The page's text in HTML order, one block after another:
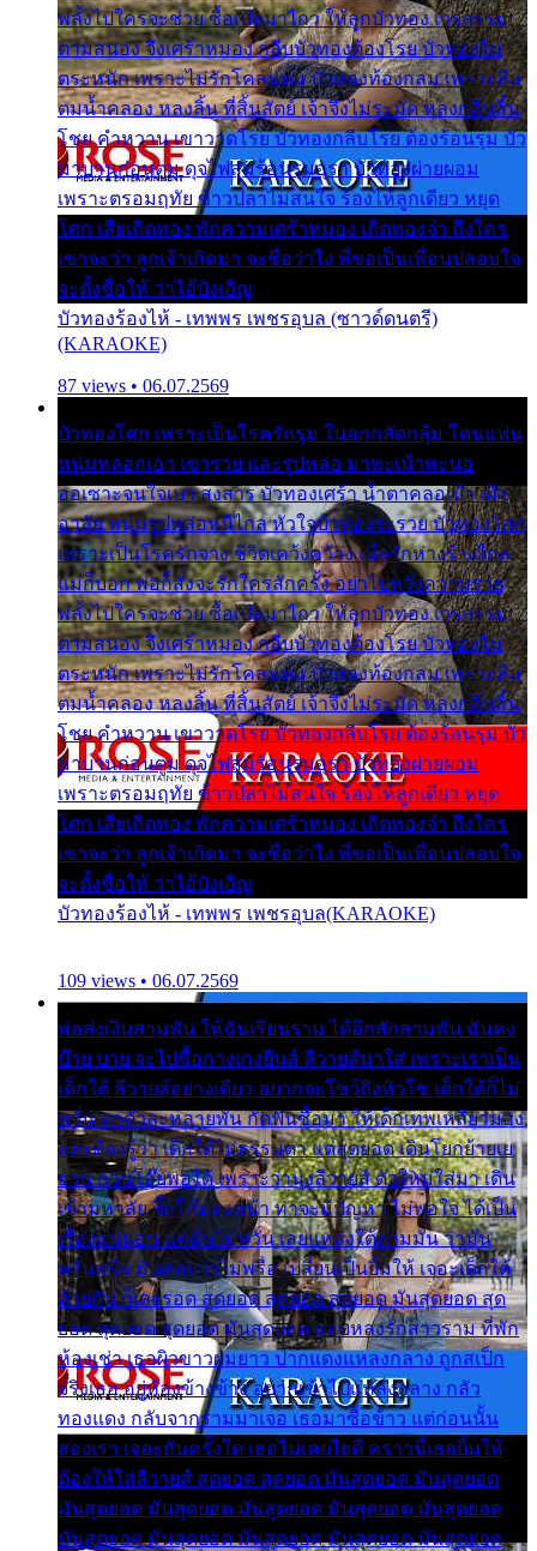
พลั้งไปใครจะช่วย ซื้อเปลมาไกว ให้ลูกบัวทอง เวรกรรม
ตามสนอง จึงเศร้าหมอง กลีบบัวทองต้องโรย บัวทองไม่
ตระหนัก เพราะไม่รักโคลนตม บัวทองท้องกลม เพราะลืม
ตมน้ำคลอง หลงลิ้น ที่สิ้นสัตย์ เจ้าจึงไม่ระมัด หลงกลิ่นลิ้น
โชย คำหวาน เขาวาดโรย บัวทองกลีบโรย ต้องร้อนรุม บัว
มาบานก่อนตูม ดุจไฟสุมร้อนรุมอุรา บัวทองผ่ายผอม
เพราะตรอมฤทัย ข้าวปลาไม่สนใจ ร้องไห้ลูกเดียว หยุด
โศก เสียเถิดทอง พักความเศร้าหมอง เถิดทองจ๋า ถึงใคร
เขาจะว่า ลูกเจ้าเกิดมา จะชื่อว่าไง พี่ขอเป็นเพื่อนปลอบใจ
จะตั้งชื่อให้ ว่าไอ้บังเอิญ
บัวทองร้องไห้ - เทพพร เพชรอุบล (ซาวด์ดนตรี)
(KARAOKE)
87 views • 06.07.2569
บัวทองโศก เพราะเป็นโรครักรุม ในอกกลัดกลุ้ม โดนแฟน
หนุ่มหลอกเอา เขารวย และรูปหล่อ มาพะเน้าพะนอ
ออเซาะจนใจเบา สงสาร บัวทองเศร้า น้ำตาคลอเบ้า เฝ้า
อาลัย หนุ่มรูปหล่อหนีไกล หัวใจบัวทองระรวย บัวทองโศก
เพราะเป็นโรครักจาง ชีวิตเคว้งคว้าง เมื่อรักห่างร้างไกล
แม่ก็บอก พ่อก็สั่งจะรักใครสักครั้ง อย่าไปหวังความรวย
พลั้งไปใครจะช่วย ซื้อเปลมาไกว ให้ลูกบัวทอง เวรกรรม
ตามสนอง จึงเศร้าหมอง กลีบบัวทองต้องโรย บัวทองไม่
ตระหนัก เพราะไม่รักโคลนตม บัวทองท้องกลม เพราะลืม
ตมน้ำคลอง หลงลิ้น ที่สิ้นสัตย์ เจ้าจึงไม่ระมัด หลงกลิ่นลิ้น
โชย คำหวาน เขาวาดโรย บัวทองกลีบโรย ต้องร้อนรุม บัว
มาบานก่อนตูม ดุจไฟสุมร้อนรุมอุรา บัวทองผ่ายผอม
เพราะตรอมฤทัย ข้าวปลาไม่สนใจ ร้องไห้ลูกเดียว หยุด
โศก เสียเถิดทอง พักความเศร้าหมอง เถิดทองจ๋า ถึงใคร
เขาจะว่า ลูกเจ้าเกิดมา จะชื่อว่าไง พี่ขอเป็นเพื่อนปลอบใจ
จะตั้งชื่อให้ ว่าไอ้บังเอิญ
บัวทองร้องไห้ - เทพพร เพชรอุบล(KARAOKE)
109 views • 06.07.2569
พ่อส่งเงินสามพัน ให้ฉันเรียนราม ได้อีกสักสามพัน ฉันคง
บ๊าย บาย จะไปซื้อกางเกงยีนส์ ลีวายส์มาใส่ เพราะเราเป็น
เด็กใต้ ลีวายส์อย่างเดียว อยากจะโชว์ถึงหิวโซ เด็กใต้ก็ไม่
หวั่น ตกตัวละหลายพัน กัดฟันซื้อมา ให้เด็กเทพเหลียวมอง
และต้องรู้ว่า เด็กใต้ไม่ธรรมดา แต่สุดยอด เดินโยกย้ายเย
ยวน กวนโอ๊ยพอได้ เพราะว่านุ่งลีวายส์ ตัวใหม่ใส่มา เดิน
เข้ามหาลัย จิ๊กโก๊มองหน้า ท่าจะมีปัญหา ไม่พอใจ ได้เป็น
เรื่องแน่นอน แต่ฉันไม่หวั่น เลยแหลงใต้ถามมัน ว่ามัน
พรั่นพรือ มันตอบว่าไม่พรื่อ เปลี่ยนเป็นยิ้มให้ เจอะเด็กใต้
ด้วยกัน ก็เลยรอด สุดยอด สุดยอด สุดยอด มันสุดยอด สุด
ยอด สุดยอด สุดยอด มันสุดยอด แอบหลงรักสาวราม ที่พัก
ห้องเช่า เธอผิวขาวผมยาว ปากแดงแหลงกลาง ถูกสเป็ก
จริงเธอ อยู่ห้องข้างข้าง อยากเข้าไปแหลงกลาง กลัว
ทองแดง กลับจากรามมาเจอ เธอมาซื้อข้าว แต่ก่อนนั้น
สองเรา เจอะกันครั้งใด เธอไม่เคยไยดี คราวนี้เธอยิ้มให้
ต้องให้ใส่ลีวายส์ สุดยอด สุดยอด มันสุดยอด มันสุดยอด
มันสุดยอด มันสุดยอด มันสุดยอด มันสุดยอด มันสุดยอด
มันสุดยอด มันสุดยอด มันสุดยอด มันสุดยอด มันสุดยอด